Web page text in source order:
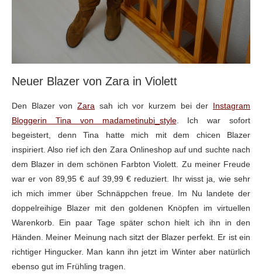
Neuer Blazer von Zara in Violett
Den Blazer vonZara sah ich vor kurzem bei der Instagram
Bloggerin Tina von madametinubi_style. Ich war sofort
begeistert, denn Tina hatte mich mit dem chicen Blazer
inspiriert. Also rief ich den Zara Onlineshop auf und suchte nach
dem Blazer in dem schönen Farbton Violett. Zu meiner Freude
war er von 89,95 € auf 39,99 € reduziert. Ihr wisst ja, wie sehr
ich mich immer über Schnäppchen freue. Im Nu landete der
doppelreihige Blazer mit den goldenen Knöpfen im virtuellen
Warenkorb. Ein paar Tage später schon hielt ich ihn in den
Händen. Meiner Meinung nach sitzt der Blazer perfekt. Er ist ein
richtiger Hingucker. Man kann ihn jetzt im Winter aber natürlich
ebenso gut im Frühling tragen.